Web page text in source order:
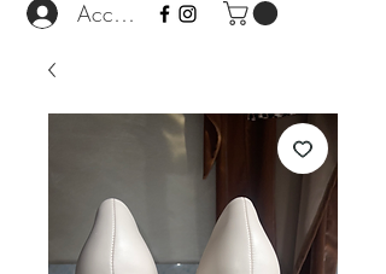
Accedi